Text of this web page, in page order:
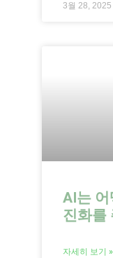
3월 28, 2025
AI는 어
진화를
자세히 보기 »